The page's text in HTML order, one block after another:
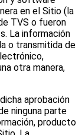
en el Sitio (la
TVS o fueron
La información
o transmitida de
otra manera,
aprobación
ninguna parte
producto